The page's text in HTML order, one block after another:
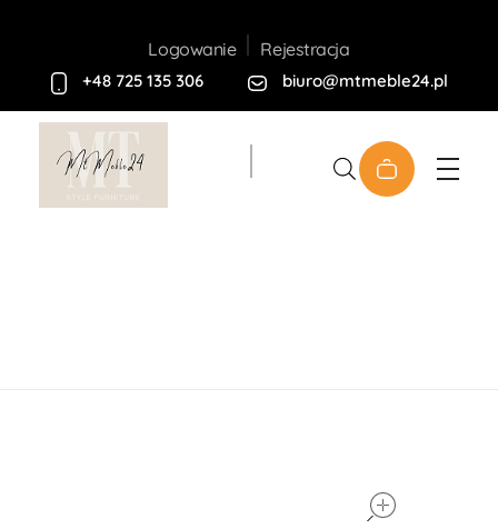
Logowanie Rejestracja
+48 725 135 306 biuro@mtmeble24.pl